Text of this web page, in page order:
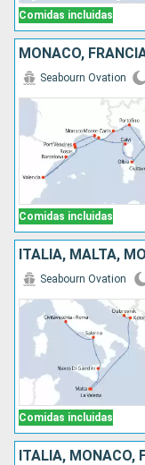
Comidas incluidas
MONACO,
Comidas incluidas
Seabourn Ovation
Comidas incluidas
Seabourn Ovation
ITALIA, MONACO,